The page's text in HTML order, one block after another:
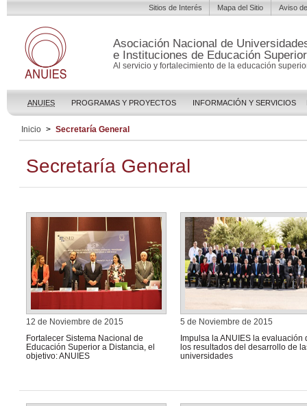
Asociación Nacional de
e Instituciones de Educación Superior
Al servicio y fortalecimiento de la educación
ANUIES PROGRAMAS Y PROYECTOS INFORMACIÓN Y SERVICIOS
Sitios de Interés Mapa del Sitio Aviso
Inicio > Secretaría General
Secretaría General
12 de Noviembre de 2015
Fortalecer Sistema Nacional de
Educación Superior a Distancia, el
objetivo: ANUIES
5 de Noviembre de 2015
Impulsa la ANUIES la evaluación
los resultados del desarrollo de
universidades